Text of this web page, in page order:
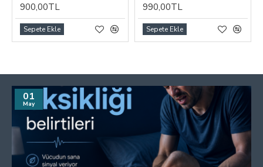
900,00TL
Sepete Ekle
990,00TL
Sepete Ekle
01
May